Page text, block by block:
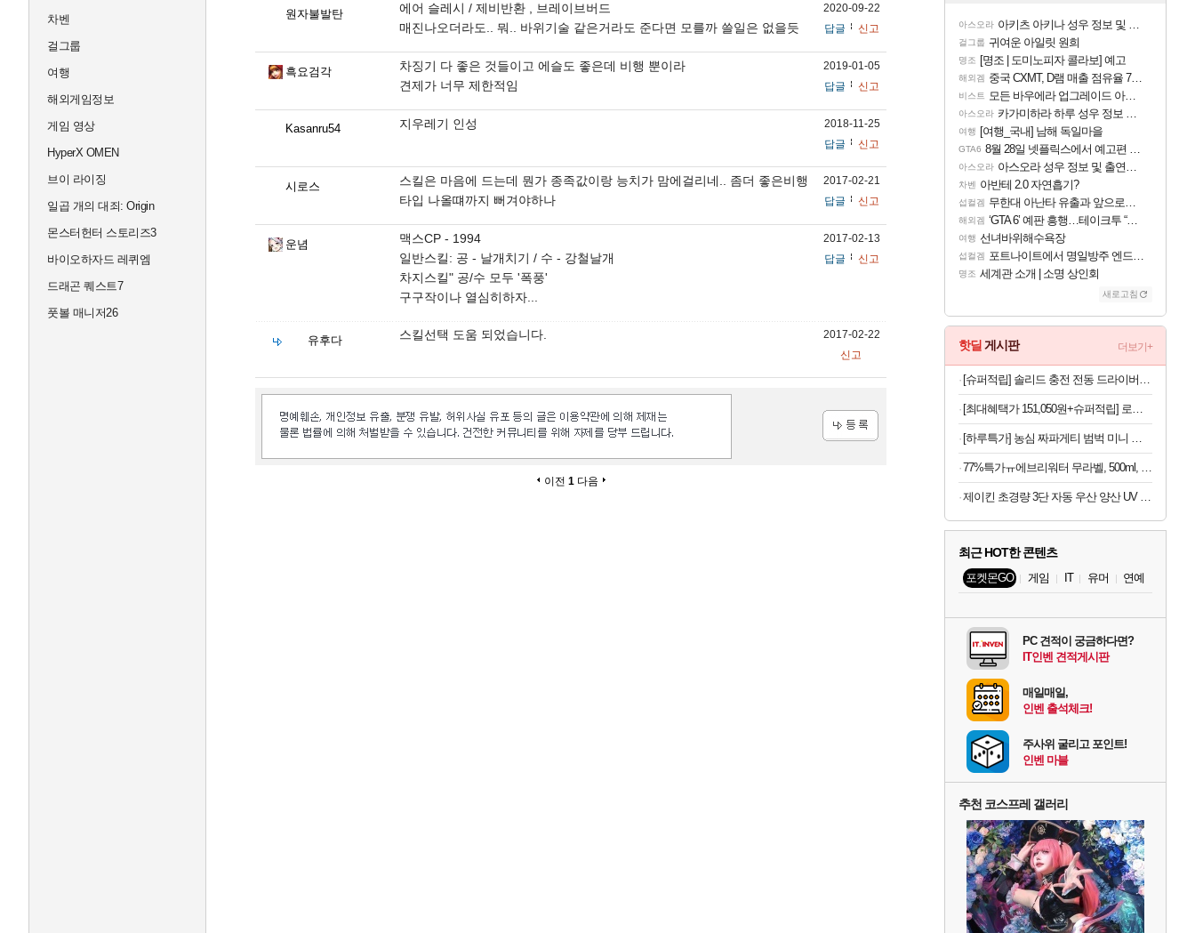
차벤
걸그룹
여행
해외게임정보
게임 영상
HyperX OMEN
브이 라이징
일곱 개의 대죄: Origin
몬스터헌터 스토리즈3
바이오하자드 레퀴엠
드래곤 퀘스트7
풋볼 매니저26
원자불발탄
에어 슬레시 / 제비반환 , 브레이브버드
매진나오더라도.. 뭐.. 바위기술 같은거라도 준다면 모를까 쓸일은 없을듯
2020-09-22
답글
신고
흑요검각
차징기 다 좋은 것들이고 에슬도 좋은데 비행 뿐이라
견제가 너무 제한적임
2019-01-05
답글
신고
Kasanru54 지우레기 인성
2018-11-25
답글
신고
시로스
스킬은 마음에 드는데 뭔가 종족값이랑 능치가 맘에걸리네.. 좀더 좋은비행
타입 나올떄까지 뻐겨야하나
2017-02-21
답글
신고
운념
맥스CP - 1994
일반스킬: 공 - 날개치기 / 수 - 강철날개
차지스킬" 공/수 모두 '폭풍'
구구작이나 열심히하자...
2017-02-13
답글
신고
유후다 스킬선택 도움 되었습니다.
2017-02-22
신고
이전 1 다음
아스오라 아키츠 아키나 성우 정보 및 주요 필모
걸그룹 귀여운 아일릿 원희
명조 [명조 | 도미노피자 콜라보] 예고
해외겜 중국 CXMT, D램 매출 점유율 7%…글로벌 4위로 부상
비스트 모든 바우에라 업그레이드 아이템 획득 위치 공략 (89개)
아스오라 카가미하라 하루 성우 정보 및 주요 필모
여행 [여행_국내] 남해 독일마을
GTA6 8월 28일 넷플릭스에서 예고편 공개 예정
아스오라 아스오라 성우 정보 및 출연작 모음
차벤 아반테 2.0 자연흡기?
섭컬겜 무한대 아난타 유출과 앞으로의 예상 (루머)
해외겜 ‘GTA 6’ 예판 흥행…테이크투 “내부 예상 크게 넘어”
여행 선녀바위해수욕장
섭컬겜 포트나이트에서 명일방주 엔드필드 [펠리카] 판매 예정
명조 세계관 소개 | 소명 상인회
새로고침
핫딜 게시판 더보기+
[슈퍼적립] 솔리드 충전 전동 드라이버 드릴 가정용 미니 소형 무선 세트 스크류 S-MD40
[최대혜택가 151,050원+슈퍼적립] 로지텍코리아 공식 G502 X PLUS 무선 게이밍 마우스 화이트
[하루특가] 농심 짜파게티 범벅 미니 컵라면 70g, 12개
77%특가ㅠ에브리워터 무라벨, 500ml, 40개
제이킨 초경량 3단 자동 우산 양산 UV 자외선 차단, 핑크, 1개
최근 HOT한 콘텐츠
포켓몬GO 게임 IT 유머 연예
PC 견적이 궁금하다면?
IT인벤 견적게시판
매일매일,
인벤 출석체크!
주사위 굴리고 포인트!
인벤 마블
추천 코스프레 갤러리